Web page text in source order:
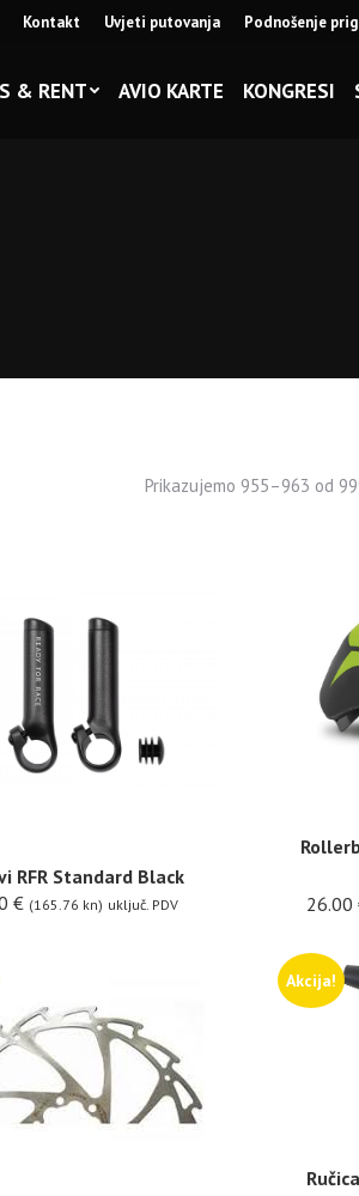
Kontakt Uvjeti putovanja Podnošenje
& RENT AVIO KARTE KONGRESI
Prikazujemo 955–963 od
RFR Standard Black
€ (165.76 kn) uključ. PDV
26.00
Akcija!